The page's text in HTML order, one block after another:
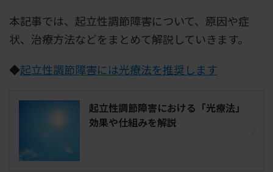
本記事では、起立性調節障害について、原因や症
状、治療方法などをまとめて解説していきます。
◆起立性調節障害には光療法を推奨します
起立性調節障害における「光療法」
効果や仕組みを解説